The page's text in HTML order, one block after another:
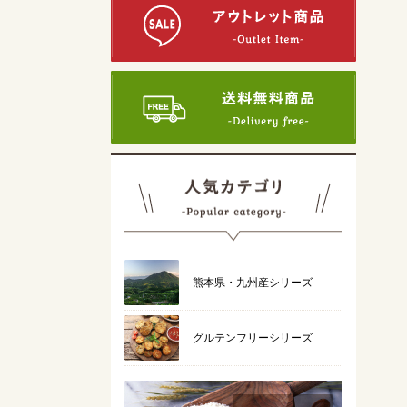
熊本県・九州産シリーズ
グルテンフリーシリーズ